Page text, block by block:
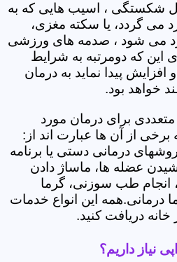
شکستگی ، اسیب هایی که به
گردد، یا سکته مغزی،
می شود ، صدمه های ورزشی
این که دومرتبه به شرایط
افزایش پیدا نماید به درمان
خواهد بود.
برای درمان مورد
از آن ها عبارت اند از:
درمانی دستی یا برنامه
عضله ها، ماساژ دادن
طب سوزنی، گرما
درمانی.همه این انواع خدمات
خانه دریافت کنید.
نیاز داریم؟